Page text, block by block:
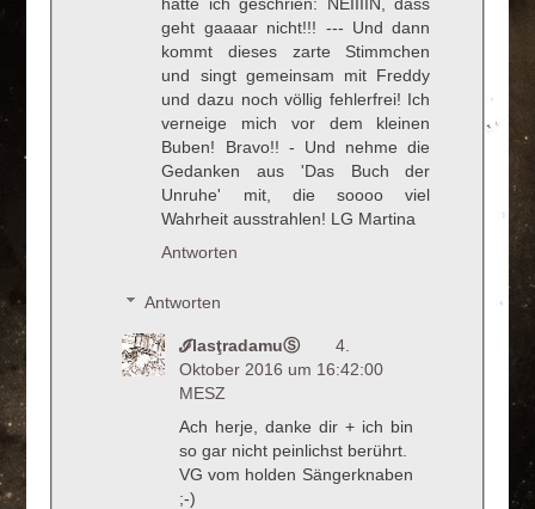
hätte ich geschrien: NEIIIIN, dass
geht gaaaar nicht!!! --- Und dann
kommt dieses zarte Stimmchen
und singt gemeinsam mit Freddy
und dazu noch völlig fehlerfrei! Ich
verneige mich vor dem kleinen
Buben! Bravo!! - Und nehme die
Gedanken aus 'Das Buch der
Unruhe' mit, die soooo viel
Wahrheit ausstrahlen! LG Martina
Antworten
Antworten
ℐlasţradamuⓈ
4.
Oktober 2016 um 16:42:00
MESZ
Ach herje, danke dir + ich bin
so gar nicht peinlichst berührt.
VG vom holden Sängerknaben
;-)